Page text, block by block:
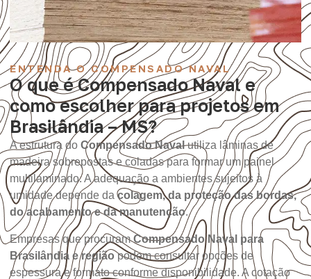
ENTENDA O COMPENSADO NAVAL
O que é Compensado Naval e
como escolher para projetos em
Brasilândia – MS?
A estrutura do Compensado Navalutiliza lâminas de
madeira sobrepostas e coladas para formar um painel
multilaminado. A adequação a ambientes sujeitos à
umidade depende dacolagem, da proteção das bordas,
do acabamento e da manutenção.
Empresas que procuramCompensado Naval para
Brasilândia e regiãopodem consultar opções de
espessura e formato conforme disponibilidade. A cotação